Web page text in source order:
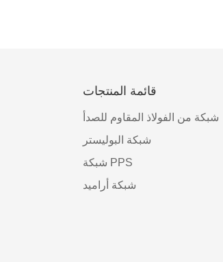
قائمة المنتجات
شبكة من الفولاذ المقاوم للصدأ
شبكة البوليستر
شبكة PPS
شبكة أراميد